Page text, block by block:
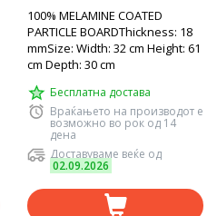
100% MELAMINE COATED
PARTICLE BOARDThickness: 18
mmSize: Width: 32 cm Height: 61
cm Depth: 30 cm
Бесплатна достава
Враќањето на производот е
возможно во рок од 14
дена
Доставуваме веќе од
02.09.2026